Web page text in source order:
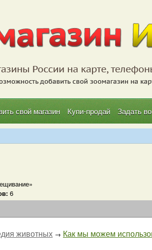
свой магазин Купи-продай Задать
6
животных → Как мы можем